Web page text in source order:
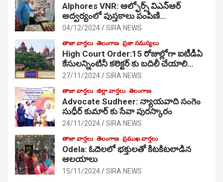
Alphores VNR: ఆల్ఫోర్స్ విఎన్ఆర్
అద్వర్యంలో పుస్తకాలు పంపిణి…
04/12/2024 SIRA NEWS
తాజా వార్తలు తెలంగాణ ప్రజా సమస్యలు
High Court Order:15 రోజుల్లోగా ఐటీడీఏ
కేసులన్నింటినీ కలెక్టర్ కు బదిలీ చేయాలి…
27/11/2024 SIRA NEWS
తాజా వార్తలు జిల్లా వార్తలు తెలంగాణ
Advocate Sudheer: న్యాయవాది సంగెం
సుధీర్ కుమార్ కు సేవా పురస్కారం
24/11/2024 SIRA NEWS
తాజా వార్తలు తెలంగాణ ప్రముఖ వార్తలు
Odela: ఓదెల‌లో భక్తులతో కిటకిటలాడిన
ఆల‌యాలు
15/11/2024 SIRA NEWS